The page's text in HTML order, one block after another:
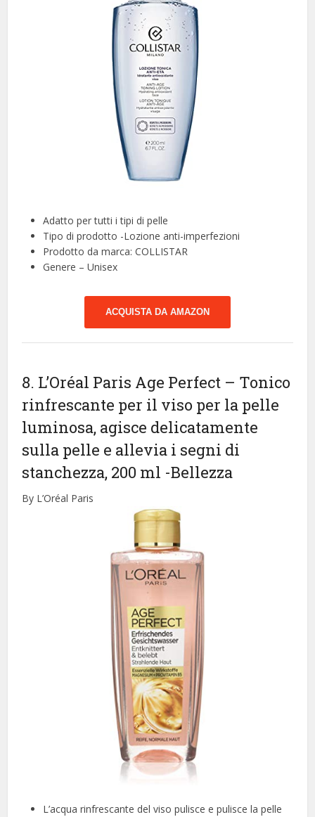
Adatto per tutti i tipi di pelle
Tipo di prodotto -Lozione anti-imperfezioni
Prodotto da marca: COLLISTAR
Genere – Unisex
ACQUISTA DA AMAZON
8. L’Oréal Paris Age Perfect – Tonico
rinfrescante per il viso per la pelle
luminosa, agisce delicatamente
sulla pelle e allevia i segni di
stanchezza, 200 ml -Bellezza
By L’Oréal Paris
L’acqua rinfrescante del viso pulisce e pulisce la pelle